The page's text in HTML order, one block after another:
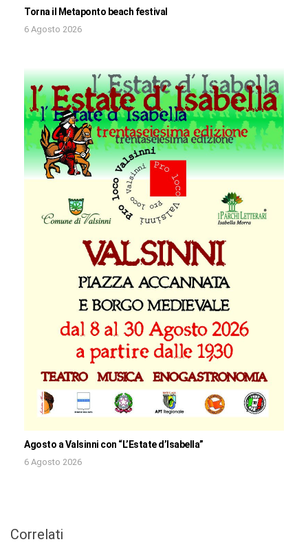
Torna il Metaponto beach festival
6 Agosto 2026
Agosto a Valsinni con “L’Estate d’Isabella”
6 Agosto 2026
Correlati